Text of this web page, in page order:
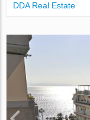
DDA Real Estate